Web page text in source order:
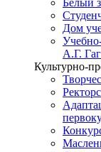
Дом
А.Г.
Культурно-